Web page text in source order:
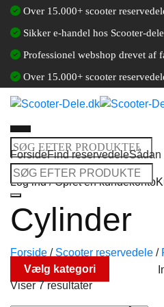
Fortsæt
indhold
Over 15.000+ scooter
Sikker e-handel hos Scooter-
Professionel webshop drevet af
Over 15.000+ scooter
Søg
efter:
Log ind / Opret en kundekonto
ForsideFind reservedeleSådan
Søg
efter:
Cylinder
Forside / Scooter reservedele /
Vælg kategori
Viser 7 resultater